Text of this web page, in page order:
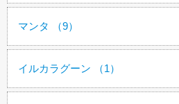
マンタ （9）
イルカラグーン （1）